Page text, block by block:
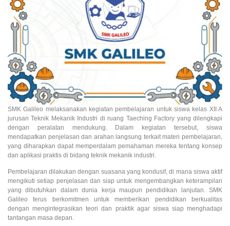
SMK Galileo melaksanakan kegiatan pembelajaran untuk siswa kelas XII A
jurusan Teknik Mekanik Industri di ruang Taeching Factory yang dilengkapi
dengan peralatan mendukung. Dalam kegiatan tersebut, siswa
mendapatkan penjelasan dan arahan langsung terkait materi pembelajaran,
yang diharapkan dapat memperdalam pemahaman mereka tentang konsep
dan aplikasi praktis di bidang teknik mekanik industri.
Pembelajaran dilakukan dengan suasana yang kondusif, di mana siswa aktif
mengikuti setiap penjelasan dan siap untuk mengembangkan keterampilan
yang dibutuhkan dalam dunia kerja maupun pendidikan lanjutan. SMK
Galileo terus berkomitmen untuk memberikan pendidikan berkualitas
dengan mengintegrasikan teori dan praktik agar siswa siap menghadapi
tantangan masa depan.